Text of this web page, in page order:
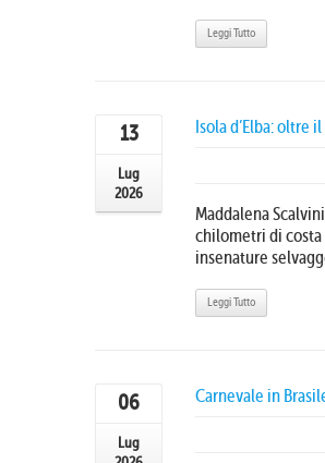
Leggi Tutto
13
Lug
2026
Isola d’Elba: oltre
Maddalena
chilometri di costa
insenature
Leggi Tutto
06
Lug
Carnevale in